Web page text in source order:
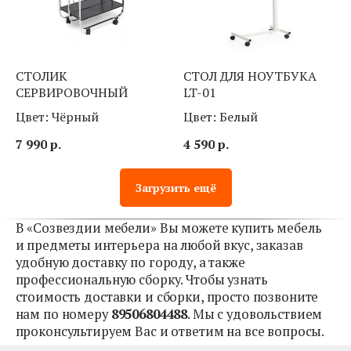
СТОЛИК
СЕРВИРОВОЧНЫЙ
Цвет: Чёрный
7 990р.
СТОЛ ДЛЯ НОУТБУКА
LT-01
Цвет: Белый
4 590р.
Загрузить ещё